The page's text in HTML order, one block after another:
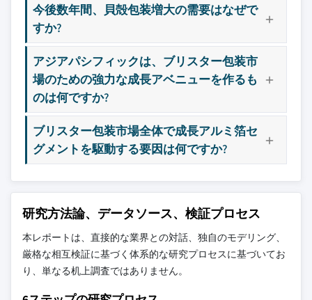
今後数年間、貝殻包装増大の需要はなぜで
すか?
アジアパシフィックは、ブリスター包装市
場のための強力な成長アベニューを作るも
のは何ですか?
ブリスター包装市場全体で成長アルミ箔セ
グメントを駆動する要因は何ですか?
研究方法論、データソース、検証プロセス
本レポートは、直接的な業界との対話、独自のモデリング、
厳格な相互検証に基づく体系的な研究プロセスに基づいてお
り、単なる机上調査ではありません。